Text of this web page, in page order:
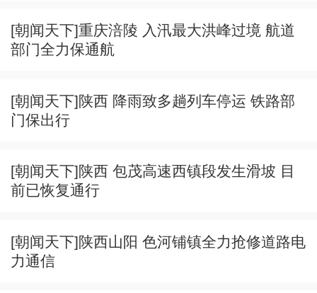
[朝闻天下]重庆涪陵 入汛最大洪峰过境 航道
部门全力保通航
[朝闻天下]陕西 降雨致多趟列车停运 铁路部
门保出行
[朝闻天下]陕西 包茂高速西镇段发生滑坡 目
前已恢复通行
[朝闻天下]陕西山阳 色河铺镇全力抢修道路电
力通信